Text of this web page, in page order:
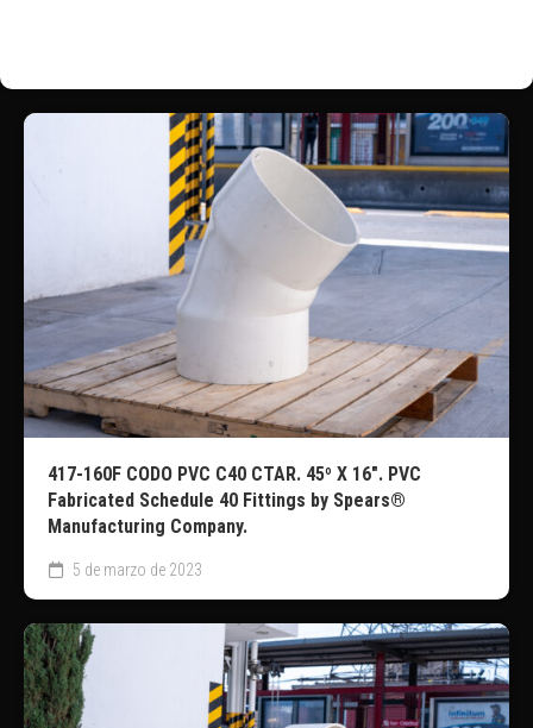
417-160F CODO PVC C40 CTAR. 45º X 16″. PVC
Fabricated Schedule 40 Fittings by Spears®
Manufacturing Company.
5 de marzo de 2023